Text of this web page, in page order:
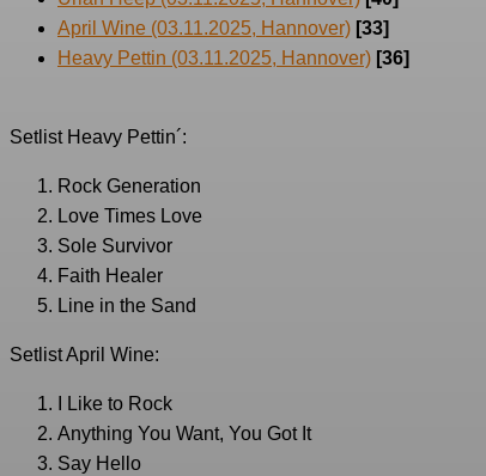
April Wine (03.11.2025, Hannover) [33]
Heavy Pettin (03.11.2025, Hannover) [36]
Setlist Heavy Pettin´:
Rock Generation
Love Times Love
Sole Survivor
Faith Healer
Line in the Sand
Setlist April Wine:
I Like to Rock
Anything You Want, You Got It
Say Hello